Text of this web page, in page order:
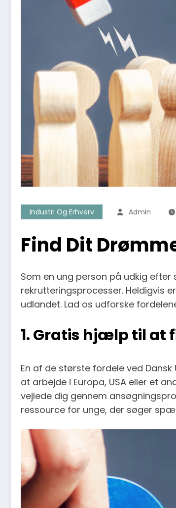
Industri Og Erhverv Admin
Find Dit
Som en ung person på udkig
rekrutteringsprocesser. Heldigvis
udlandet. Lad os udforske
1. Gratis hjælp til at
En af de største fordele ved
at arbejde i Europa, USA eller et
vejlede dig gennem
ressource for unge, der søger